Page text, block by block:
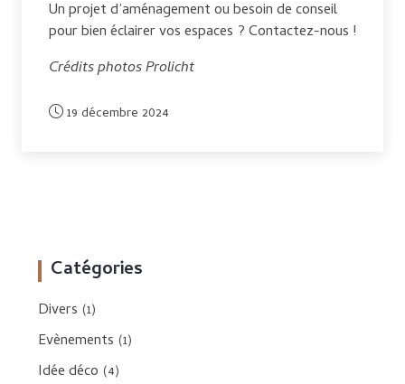
Un projet d’aménagement ou besoin de conseil
pour bien éclairer vos espaces ? Contactez-nous !
Crédits photos Prolicht
19 décembre 2024
Catégories
Divers (1)
Evènements (1)
Idée déco (4)